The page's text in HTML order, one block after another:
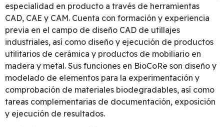
especialidad en producto a través de herramientas
CAD, CAE y CAM. Cuenta con formación y experiencia
previa en el campo de diseño CAD de utillajes
industriales, así como diseño y ejecución de productos
utilitarios de cerámica y productos de mobiliario en
madera y metal. Sus funciones en BioCoRe son diseño y
modelado de elementos para la experimentación y
comprobación de materiales biodegradables, así como
tareas complementarias de documentación, exposición
y ejecución de resultados.